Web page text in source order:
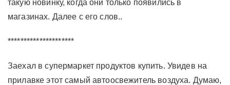
такую новинку, когда они только появились в
магазинах. Далее с его слов..
*********************
Заехал в супермаркет продуктов купить. Увидев на
прилавке этот самый автоосвежитель воздуха. Думаю,